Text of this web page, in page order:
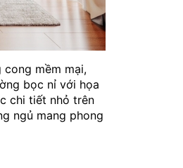
mềm mại,
bọc nỉ với họa
chi tiết nhỏ trên
ngủ mang phong